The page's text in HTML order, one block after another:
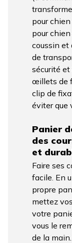
pour
pour chien
coussin et
de
sécurité
œillets de
clip de
éviter que
Panier
des
et
Faire ses
facile. En
propre
mettez
votre
vous le
de la main.